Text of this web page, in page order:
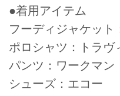
●着用アイテム
フーディジャケット
ポロシャツ：トラヴ
パンツ：ワークマン
シューズ：エコー